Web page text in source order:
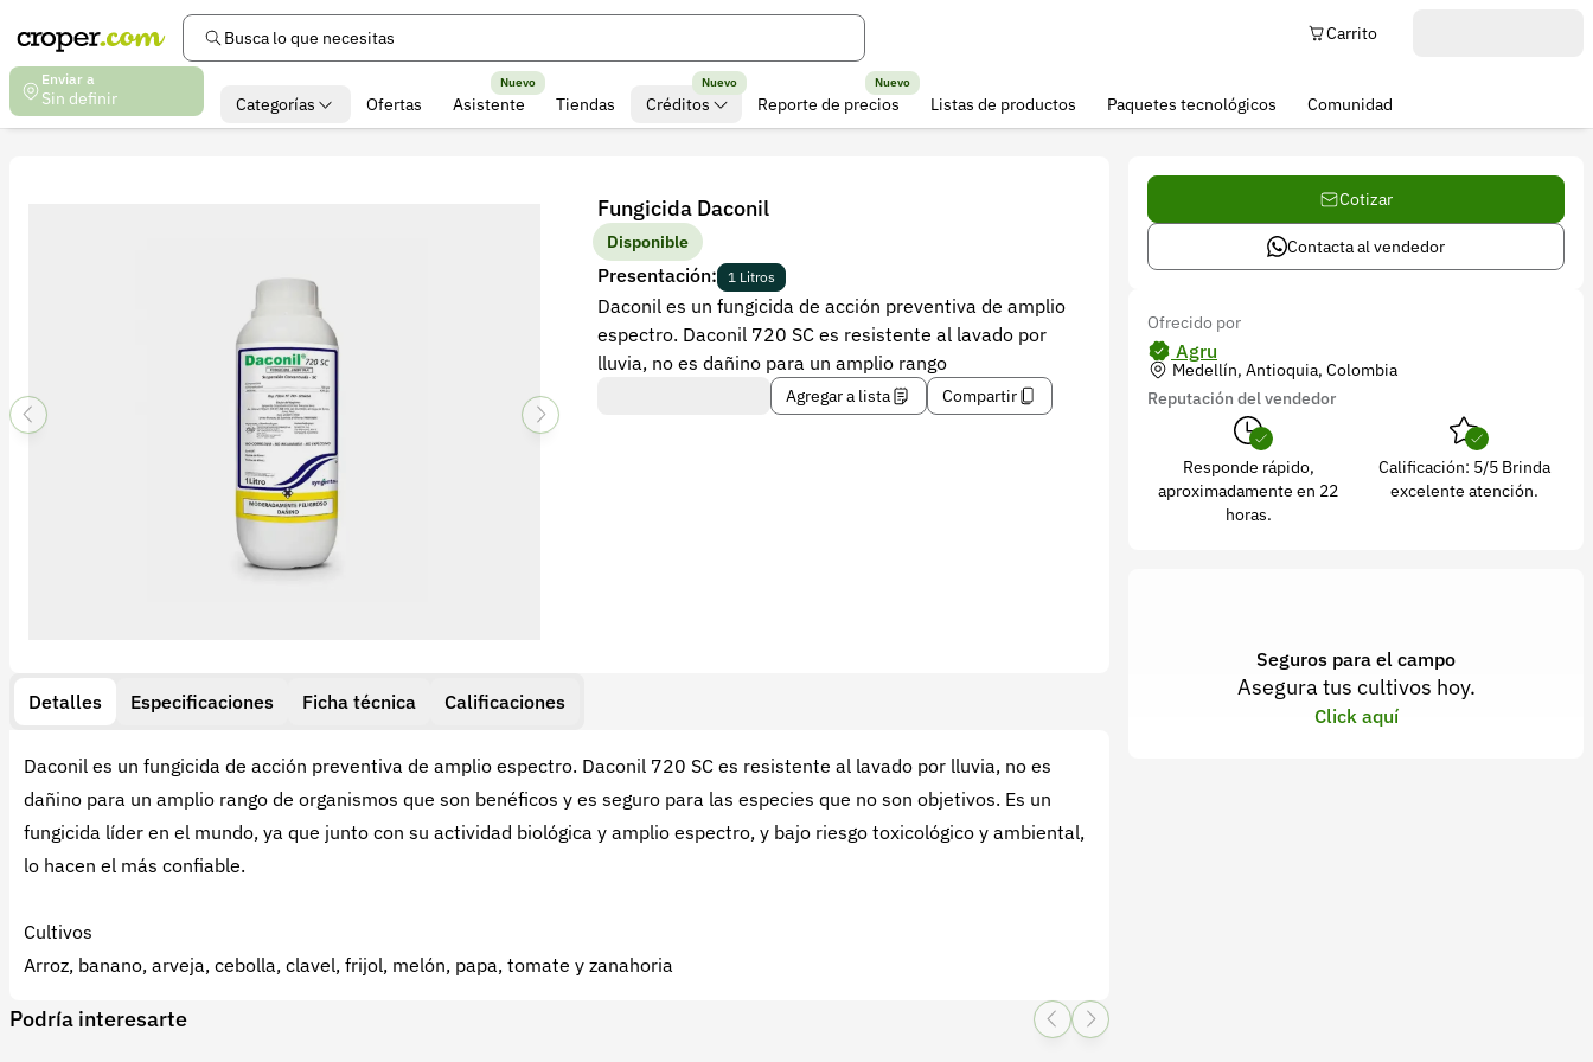
Busca lo que necesitas
Enviar a
Sin definir
Carrito
Categorías Ofertas Asistente
Nuevo
Tiendas Créditos
Nuevo
Reporte de precios
Nuevo
Listas de productos Paquetes tecnológicos Comunidad
Fungicida Daconil
Disponible
Presentación: 1 Litros
Daconil es un fungicida de acción preventiva de amplio
espectro. Daconil 720 SC es resistente al lavado por
lluvia, no es dañino para un amplio rango
Agregar a lista Compartir
Detalles Especificaciones Ficha técnica Calificaciones
Daconil es un fungicida de acción preventiva de amplio espectro. Daconil 720 SC es resistente al lavado por lluvia, no es
dañino para un amplio rango de organismos que son benéficos y es seguro para las especies que no son objetivos. Es un
fungicida líder en el mundo, ya que junto con su actividad biológica y amplio espectro, y bajo riesgo toxicológico y ambiental,
lo hacen el más confiable.
Cultivos
Arroz, banano, arveja, cebolla, clavel, frijol, melón, papa, tomate y zanahoria
Podría interesarte
Cotizar
Contacta al vendedor
Ofrecido por
Agru
Medellín, Antioquia, Colombia
Reputación del vendedor
Responde rápido,
aproximadamente en 22
horas.
Calificación: 5/5 Brinda
excelente atención.
Seguros para el campo
Asegura tus cultivos hoy.
Click aquí